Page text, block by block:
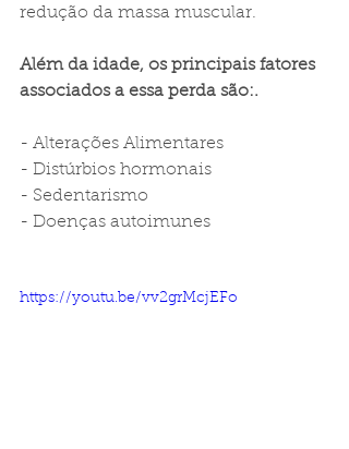
redução da massa muscular.
Além da idade, os principais fatores
associados a essa perda são:.
- Alterações Alimentares
- Distúrbios hormonais
- Sedentarismo
- Doenças autoimunes
https://youtu.be/vv2grMcjEFo